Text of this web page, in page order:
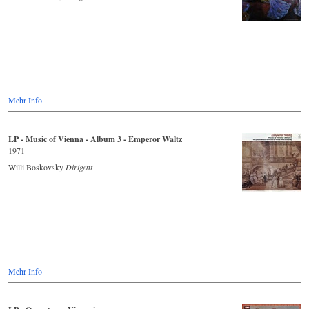
Mehr Info
LP - Music of Vienna - Album 3 - Emperor Waltz
1971
Willi Boskovsky Dirigent
Mehr Info